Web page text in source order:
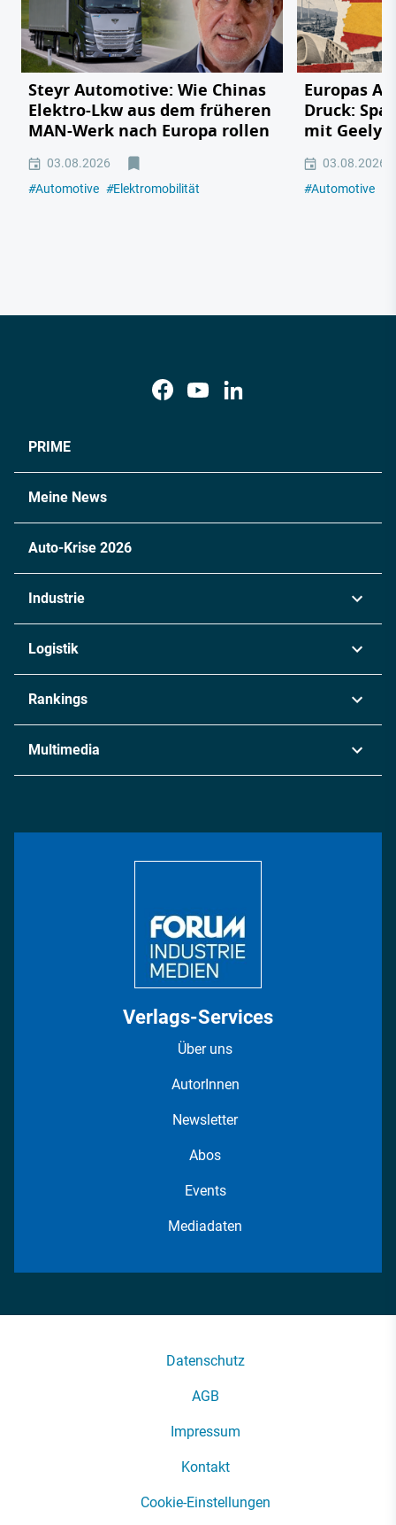
Steyr Automotive: Wie Chinas
Elektro-Lkw aus dem früheren
MAN-Werk nach Europa rollen
03.08.2026
#Automotive #Elektromobilität
Europas
Druck:
mit Geely,
03.08.2026
#Automotive
PRIME
Meine News
Auto-Krise 2026
Industrie
Chemie
Metall
Energie
Logistik
Rankings
Multimedia
Verlags-Services
Über uns
AutorInnen
Newsletter
Abos
Events
Mediadaten
Datenschutz
AGB
Impressum
Kontakt
Cookie-Einstellungen